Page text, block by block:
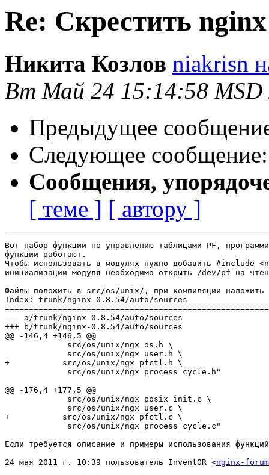
Re: Скрестить
Никита Козлов niakrisn
Вт Май 24 15:14:58 MSD
Предыдущее
Следующее
Сообщения,
[ теме ] [ автору ]
Вот набор функций по управлению таблицами PF,
функции работают.
Чтобы использовать в модулях нужно добавить #include
инициализации модуля необходимо открыть /dev/pf на
Файлы положить в src/os/unix/, при компиляции наложить
Index: trunk/nginx-0.8.54/auto/sources
--- a/trunk/nginx-0.8.54/auto/sources
+++ b/trunk/nginx-0.8.54/auto/sources
@@ -146,4 +146,5 @@
             src/os/unix/ngx_os.h \
             src/os/unix/ngx_user.h \
+           src/os/unix/ngx_pfctl.h \
             src/os/unix/ngx_process_cycle.h"
@@ -176,4 +177,5 @@
             src/os/unix/ngx_posix_init.c \
             src/os/unix/ngx_user.c \
+           src/os/unix/ngx_pfctl.c \
             src/os/unix/ngx_process_cycle.c"
Если требуется описание и примеры использования
24 мая 2011 г. 10:39 пользователь InventOR <nginx-